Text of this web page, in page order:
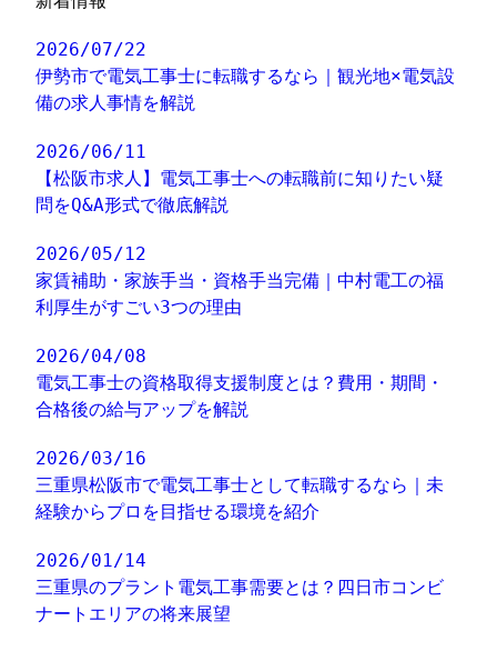
2026/07/22
伊勢市で電気工事士に転職するなら｜観光地×電気設
備の求人事情を解説
2026/06/11
【松阪市求人】電気工事士への転職前に知りたい疑
問をQ&A形式で徹底解説
2026/05/12
家賃補助・家族手当・資格手当完備｜中村電工の福
利厚生がすごい3つの理由
2026/04/08
電気工事士の資格取得支援制度とは？費用・期間・
合格後の給与アップを解説
2026/03/16
三重県松阪市で電気工事士として転職するなら｜未
経験からプロを目指せる環境を紹介
2026/01/14
三重県のプラント電気工事需要とは？四日市コンビ
ナートエリアの将来展望